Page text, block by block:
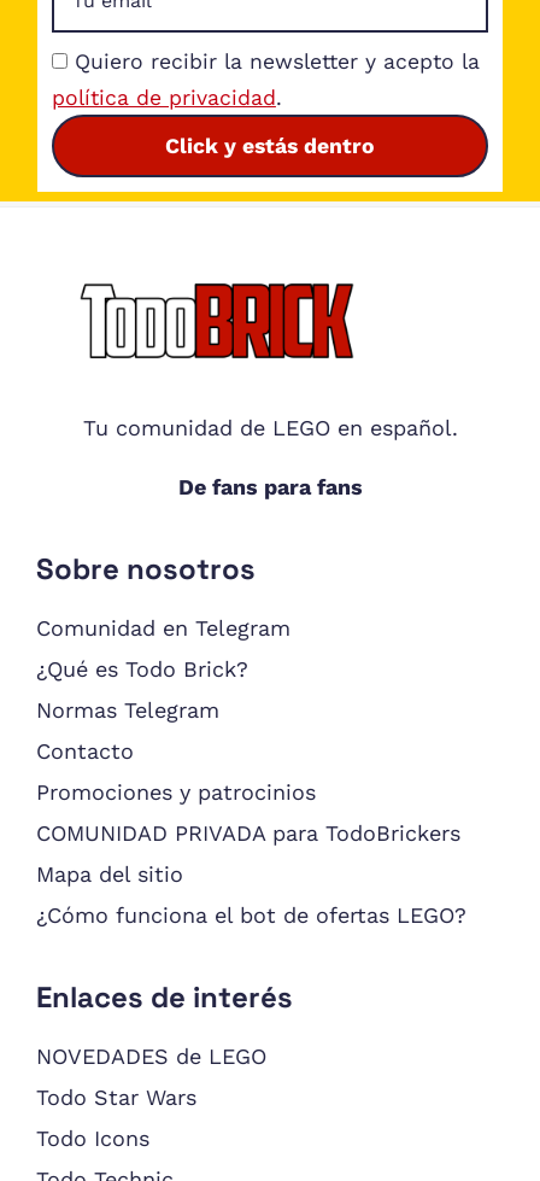
Quiero recibir la newsletter y acepto la
política de privacidad.
Click y estás dentro
Footer
Tu comunidad de LEGO en español.
De fans para fans
Sobre nosotros
Comunidad en Telegram
¿Qué es Todo Brick?
Normas Telegram
Contacto
Promociones y patrocinios
COMUNIDAD PRIVADA para TodoBrickers
Mapa del sitio
¿Cómo funciona el bot de ofertas LEGO?
Enlaces de interés
NOVEDADES de LEGO
Todo Star Wars
Todo Icons